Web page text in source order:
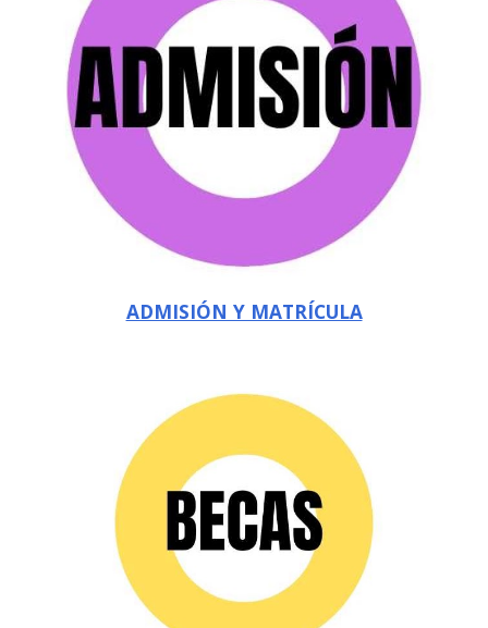
ADMISIÓN Y MATRÍCULA